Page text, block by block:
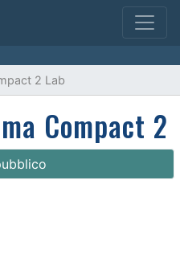
2 Lab
Compact 2